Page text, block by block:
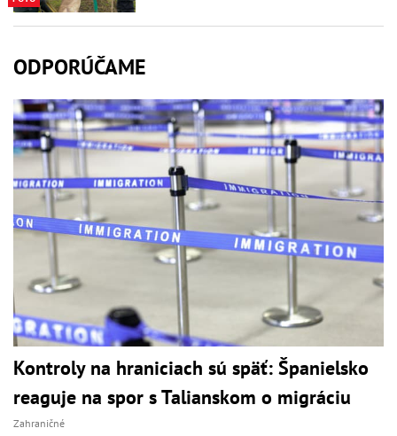
ODPORÚČAME
Kontroly na hraniciach sú späť: Španielsko
reaguje na spor s Talianskom o migráciu
Zahraničné